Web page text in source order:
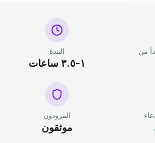
من المدة
١-٣.٥ ساعات
المزودون
موثقون